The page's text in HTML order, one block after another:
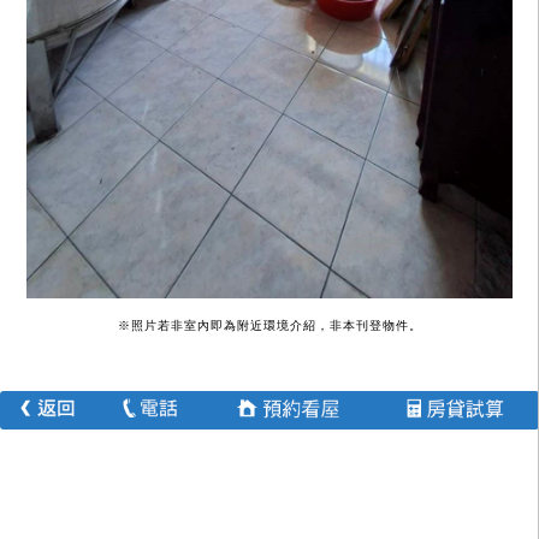
※照片若非室內即為附近環境介紹，非本刊登物件。